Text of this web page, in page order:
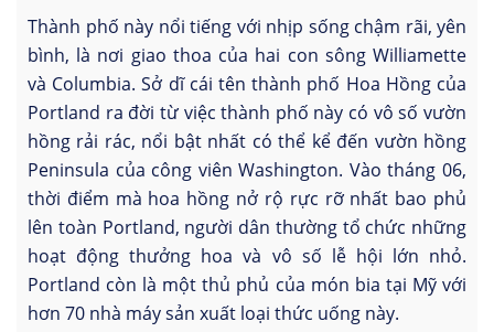
Thành phố này nổi tiếng với nhịp sống chậm rãi, yên
bình, là nơi giao thoa của hai con sông Williamette
và Columbia. Sở dĩ cái tên thành phố Hoa Hồng của
Portland ra đời từ việc thành phố này có vô số vườn
hồng rải rác, nổi bật nhất có thể kể đến vườn hồng
Peninsula của công viên Washington. Vào tháng 06,
thời điểm mà hoa hồng nở rộ rực rỡ nhất bao phủ
lên toàn Portland, người dân thường tổ chức những
hoạt động thưởng hoa và vô số lễ hội lớn nhỏ.
Portland còn là một thủ phủ của món bia tại Mỹ với
hơn 70 nhà máy sản xuất loại thức uống này.